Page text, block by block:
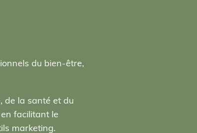
du bien-être,
de la santé et du
facilitant le
marketing.